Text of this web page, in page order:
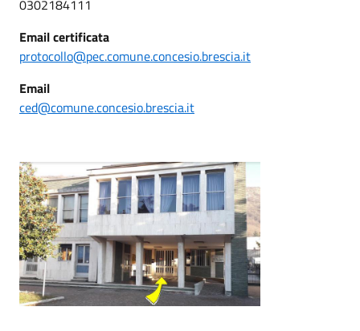
0302184111
Email certificata
protocollo@pec.comune.concesio.brescia.it
Email
ced@comune.concesio.brescia.it